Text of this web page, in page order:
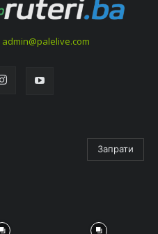
admin@palelive.com
Запрати